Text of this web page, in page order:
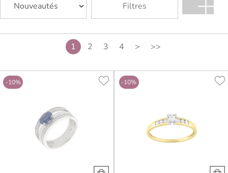
Filtres
1 2 3 4 > >>
-10% -10%